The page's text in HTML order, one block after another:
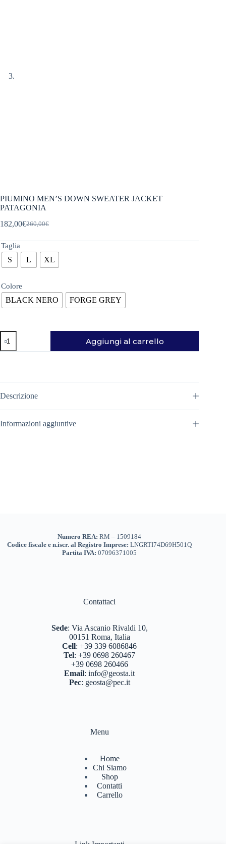
PIUMINO MEN’S DOWN SWEATER JACKET
PATAGONIA
260,00€
Il
era:
260,00€.
182,00€Il
è:
182,00€.
Taglia
S L XL
Colore
BLACK NERO FORGE GREY
PIUMINO
MEN'S
DOWN
Aggiungi al carrello
Descrizione
Informazioni aggiuntive
Numero REA:RM – 1509184
Codice fiscale e n.iscr. al Registro Imprese:LNGRTI74D69H501Q
Partita IVA: 07096371005
Contattaci
Sede: Via Ascanio Rivaldi 10,
00151 Roma, Italia
Cell:+39 339 6086846
Tel:+39 0698 260467
+39 0698 260466
Email:info@geosta.it
Pec: geosta@pec.it
Menu
Home
Chi Siamo
Shop
Contatti
Carrello